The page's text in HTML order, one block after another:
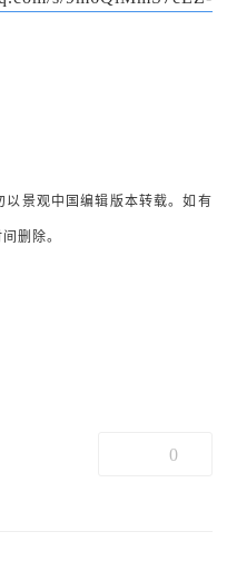
景观中国编辑版本转载。如有
删除。
0